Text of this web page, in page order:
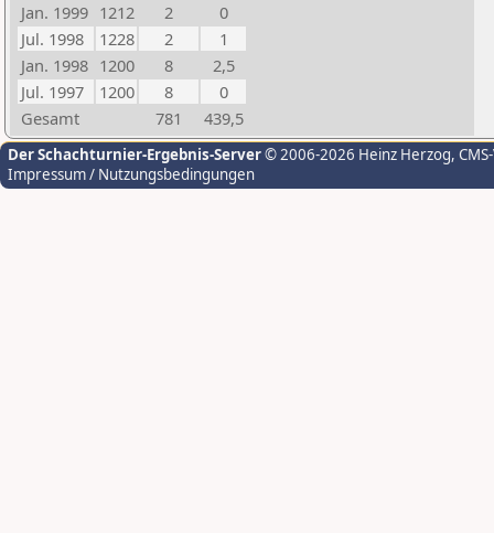
Jan. 1999 1212 2
0
Jul. 1998
1228 2
1
Jan. 1998 1200 8
2,5
Jul. 1997
1200 8
0
Gesamt
781 439,5
Der Schachturnier-Ergebnis-Server© 2006-2026 Heinz Herzog,
Impressum / Nutzungsbedingungen